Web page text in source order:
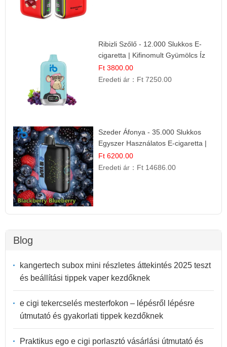
Ribizli Szőlő - 12.000 Slukkos E-
cigaretta | Kifinomult Gyümölcs Íz
Ft 3800.00
Eredeti ár： Ft 7250.00
Szeder Áfonya - 35.000 Slukkos
Egyszer Használatos E-cigaretta |
Prémium Ízélmény
Ft 6200.00
Eredeti ár： Ft 14686.00
Blog
kangertech subox mini részletes áttekintés 2025 teszt
és beállítási tippek vaper kezdőknek
e cigi tekercselés mesterfokon – lépésről lépésre
útmutató és gyakorlati tippek kezdőknek
Praktikus ego e cigi porlasztó vásárlási útmutató és